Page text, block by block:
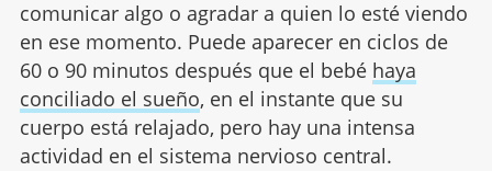
comunicar algo o agradar a quien lo esté viendo
en ese momento. Puede aparecer en ciclos de
60 o 90 minutos después que el bebé haya
conciliado el sueño, en el instante que su
cuerpo está relajado, pero hay una intensa
actividad en el sistema nervioso central.